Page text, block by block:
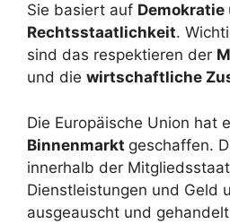
Sie basiert auf Demokratie
Rechtsstaatlichkeit.
sind das respektieren der
und die wirtschaftliche
Die Europäische Union hat
Binnenmarkt geschaffen.
innerhalb der
Dienstleistungen und Geld
ausgeauscht und